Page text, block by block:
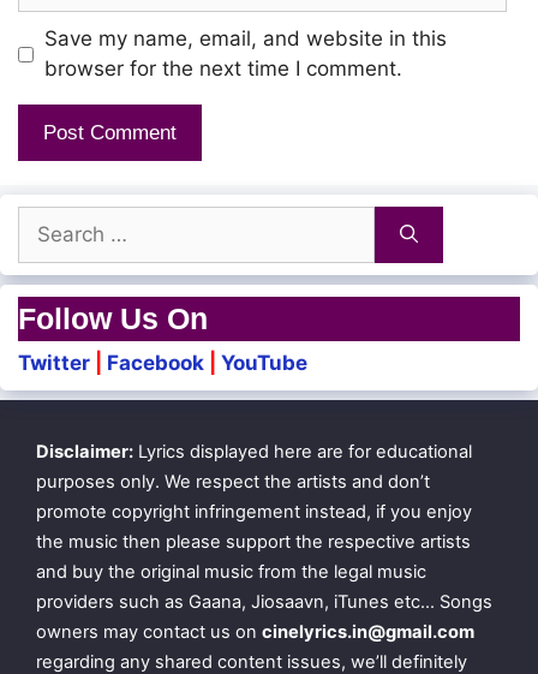
Munikal Vasikkum Thava Vanamaayin
Kaaman Ambu Pucume!
Kaathal Poovin Vaasam
Swapnika Chaitrika
En Priyaa Netrikaa
Sooda Vaa! Sooda Vaa!
Maamalar Rajane!
Maamazhai Megame!
Maamazhai Megame!
Swamiyai Kooti Vaa
Vaaname Veenaiyaai
Enkathai Meettavaa!
Save my name, email, and website in this
browser for the next time I comment.
Search
for:
Follow Us On
Twitter Facebook YouTube
Disclaimer: Lyrics displayed here are for educational
purposes only. We respect the artists and don’t
promote copyright infringement instead, if you enjoy
the music then please support the respective artists
and buy the original music from the legal music
providers such as Gaana, Jiosaavn, iTunes etc… Songs
owners may contact us on cinelyrics.in@gmail.com
regarding any shared content issues, we’ll definitely